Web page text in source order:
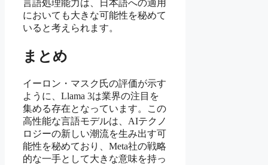
言語処理能力は、日本語への適用
においても大きな可能性を秘めて
いると考えられます。
まとめ
イーロン・マスク氏の評価が示す
ように、Llama 3は業界の注目を
集める存在となっています。この
高性能な言語モデルは、AIテクノ
ロジーの新しい潮流を生み出す可
能性を秘めており、Meta社の戦略
的な一手として大きな意味を持っ